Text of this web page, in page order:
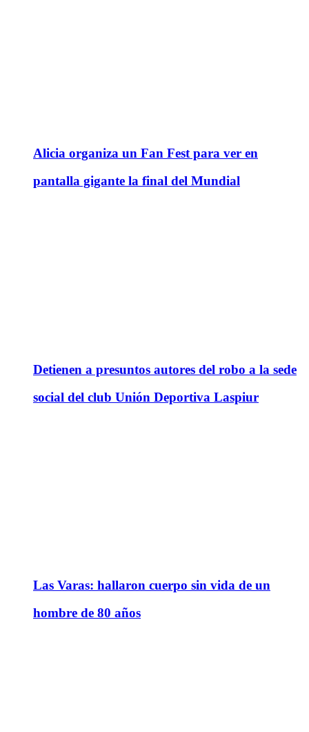
Alicia organiza un Fan Fest para ver en
pantalla gigante la final del Mundial
Detienen a presuntos autores del robo a la sede
social del club Unión Deportiva Laspiur
Las Varas: hallaron cuerpo sin vida de un
hombre de 80 años